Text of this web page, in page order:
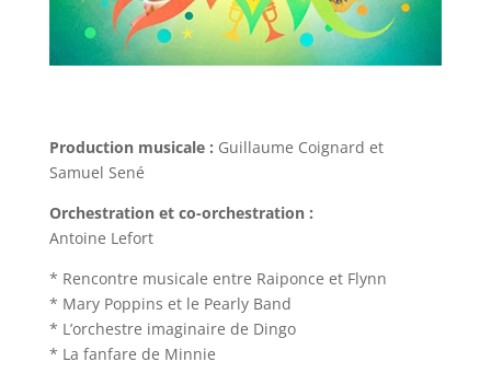
Production musicale : Guillaume Coignard et
Samuel Sené
Orchestration et co-orchestration :
Antoine Lefort
* Rencontre musicale entre Raiponce et Flynn
* Mary Poppins et le Pearly Band
* L’orchestre imaginaire de Dingo
* La fanfare de Minnie